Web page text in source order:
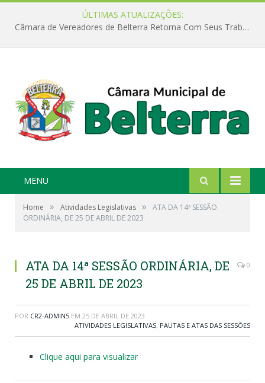
ÚLTIMAS ATUALIZAÇÕES:
Câmara de Vereadores de Belterra Retorna Com Seus Trabalhos Legislativos
MENU
Home » Atividades Legislativas »
ATA DA 14ª SESSÃO
ORDINÁRIA, DE 25 DE ABRIL DE 2023
ATA DA 14ª SESSÃO ORDINÁRIA, DE
25 DE ABRIL DE 2023
0
POR CR2-ADMIN5 EM 25 DE ABRIL DE 2023
ATIVIDADES LEGISLATIVAS, PAUTAS E ATAS DAS SESSÕES
Clique aqui para visualizar